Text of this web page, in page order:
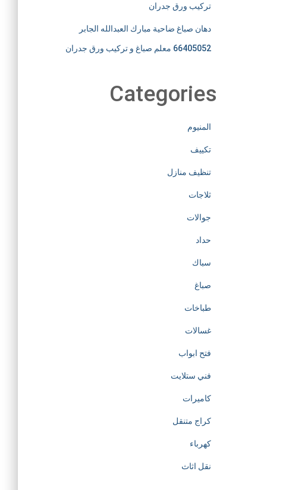
تركيب ورق جدران
دهان صباغ ضاحية مبارك العبدالله الجابر
66405052 معلم صباغ و تركيب ورق جدران
Categories
المنيوم
تكييف
تنظيف منازل
ثلاجات
جوالات
حداد
سباك
صباغ
طباخات
غسالات
فتح ابواب
فني ستلايت
كاميرات
كراج متنقل
كهرباء
نقل اثاث